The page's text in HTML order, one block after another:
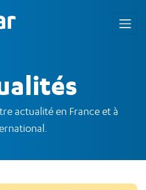
actualité en France et à